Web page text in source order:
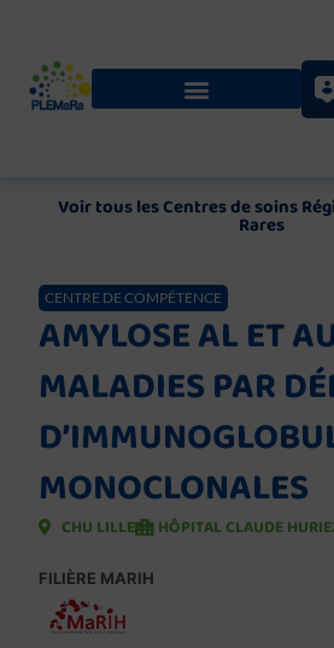
contenu
Voir tous les Centres de soins
Rares
CENTRE DE COMPÉTENCE
AMYLOSE AL ET
MALADIES PAR
MONOCLONALES
CHU LILLE HÔPITAL CLAUDE
FILIÈRE MARIH